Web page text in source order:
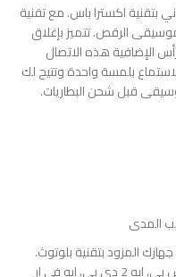
بتقنية اكسترا باس. مع تقنية
الرقص. تتميز بإغلاق
الإضافية هذه الاتصال
بلمسة واحدة وتتيح لك
المزود بتقنية بلوتوث.
ـدعم ملفات تعريف اتش اف بي، اتش اس بي، ايه 2 دي بي، ايه في ار